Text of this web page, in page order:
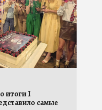
итоги I
самые